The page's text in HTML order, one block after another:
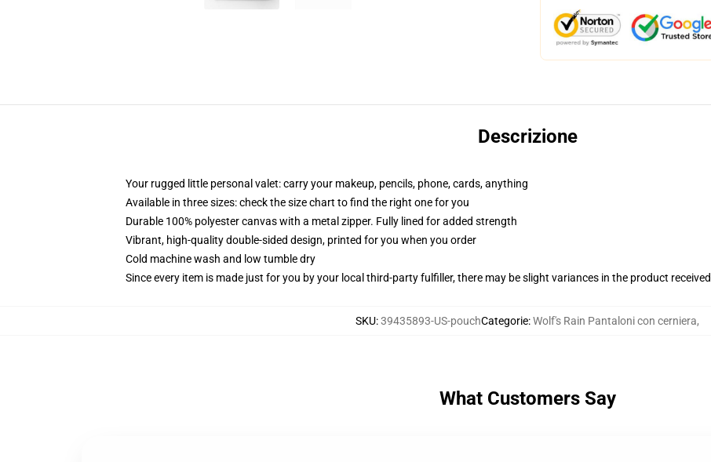
Descrizione
Your rugged little personal valet: carry your makeup, pencils, phone, cards, anything
Available in three sizes: check the size chart to find the right one for you
Durable 100% polyester canvas with a metal zipper. Fully lined for added strength
Vibrant, high-quality double-sided design, printed for you when you order
Cold machine wash and low tumble dry
Since every item is made just for you by your local third-party fulfiller, there may be slight variances in the product received
SKU:39435893-US-pouchCategorie:Wolf's Rain Pantaloni con cerniera,
What Customers Say